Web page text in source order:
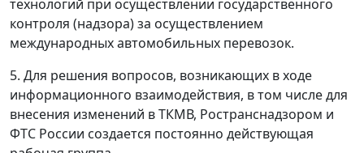
технологий при осуществлении государственного
контроля (надзора) за осуществлением
международных автомобильных перевозок.
5. Для решения вопросов, возникающих в ходе
информационного взаимодействия, в том числе для
внесения изменений в ТКМВ, Ространснадзором и
ФТС России создается постоянно действующая